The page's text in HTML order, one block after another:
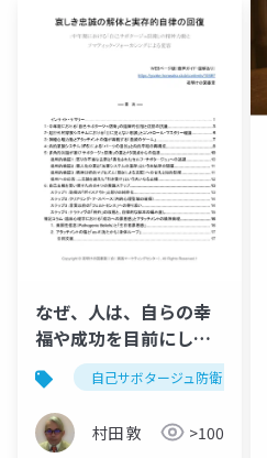
なぜ、人は、自らの幸
福や成功を目前にし
て、それを自ら破壊し
てしまうのか：哀しき
忠誠の解体と実存的自
律の回復
自己サボタージュ防衛
村田 敦 >100